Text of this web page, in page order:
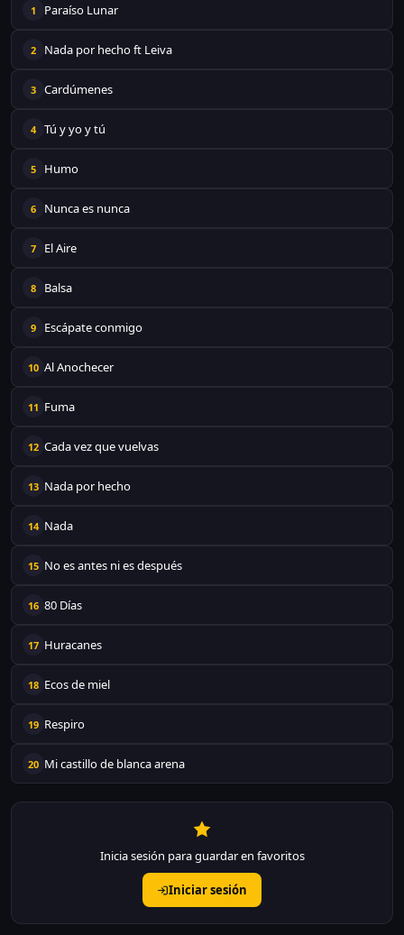
1 Paraíso Lunar
2 Nada por hecho ft Leiva
3 Cardúmenes
4 Tú y yo y tú
5 Humo
6 Nunca es nunca
7 El Aire
8 Balsa
9 Escápate conmigo
10 Al Anochecer
11 Fuma
12 Cada vez que vuelvas
13 Nada por hecho
14 Nada
15 No es antes ni es después
16 80 Días
17 Huracanes
18 Ecos de miel
19 Respiro
20 Mi castillo de blanca arena
Inicia sesión para guardar en favoritos
Iniciar sesión